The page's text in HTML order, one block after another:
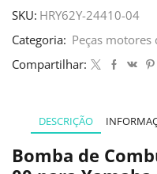
SKU: HRY62Y-24410-04
Categoria: Peças motores
Compartilhar:
DESCRIÇÃO
Bomba de